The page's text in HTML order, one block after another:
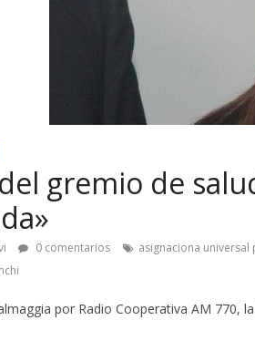
gremio de
0 comentarios asignaciona universal
por Radio Cooperativa AM 770,